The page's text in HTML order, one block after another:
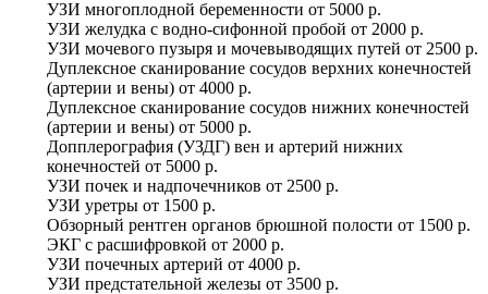
УЗИ многоплодной беременности от 5000 р.
УЗИ желудка с водно-сифонной пробой от 2000 р.
УЗИ мочевого пузыря и мочевыводящих путей от 2500 р.
Дуплексное сканирование сосудов верхних конечностей
(артерии и вены) от 4000 р.
Дуплексное сканирование сосудов нижних конечностей
(артерии и вены) от 5000 р.
Допплерография (УЗДГ) вен и артерий нижних
конечностей от 5000 р.
УЗИ почек и надпочечников от 2500 р.
УЗИ уретры от 1500 р.
Обзорный рентген органов брюшной полости от 1500 р.
ЭКГ с расшифровкой от 2000 р.
УЗИ почечных артерий от 4000 р.
УЗИ предстательной железы от 3500 р.